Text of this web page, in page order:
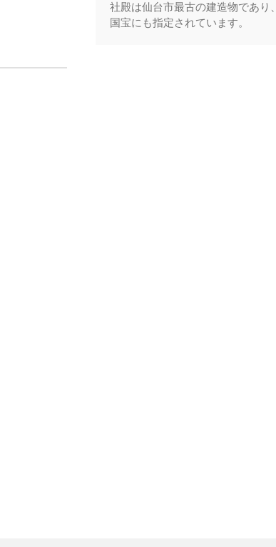
社殿は仙台市最古の建造物であり、
国宝にも指定されています。